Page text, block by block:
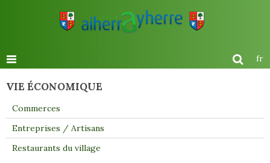
fr
VIE ÉCONOMIQUE
Commerces
Entreprises / Artisans
Restaurants du village